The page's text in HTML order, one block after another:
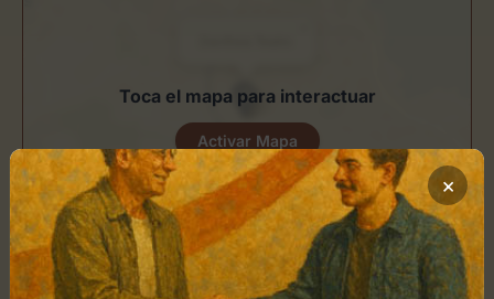
Toca el mapa para interactuar
Activar Mapa
×